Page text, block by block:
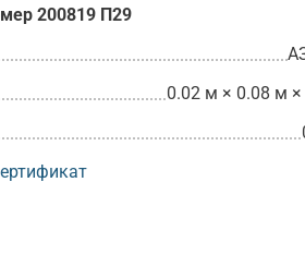
200819 П29
0.02 м × 0.08 м